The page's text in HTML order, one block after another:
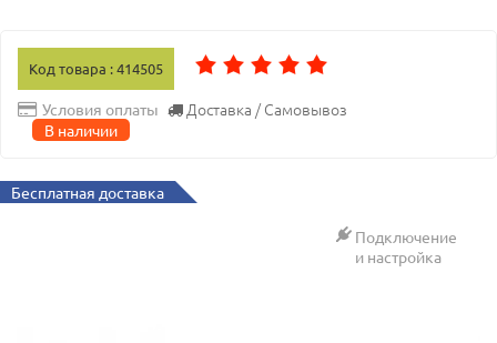
Код товара : 414505
Условия оплаты Доставка / Самовывоз
В наличии
Бесплатная доставка
Подключение
и настройка